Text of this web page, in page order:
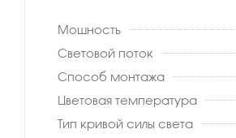
Мощность
Световой поток
Способ монтажа
Цветовая температура
Тип кривой силы света